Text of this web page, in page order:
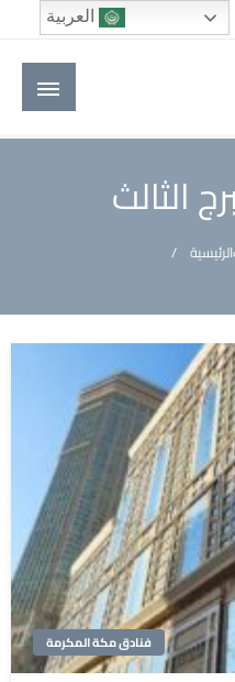
في العالم العربي
الثالث
الرئيسية
فنادق مكة المكرمة
العربية